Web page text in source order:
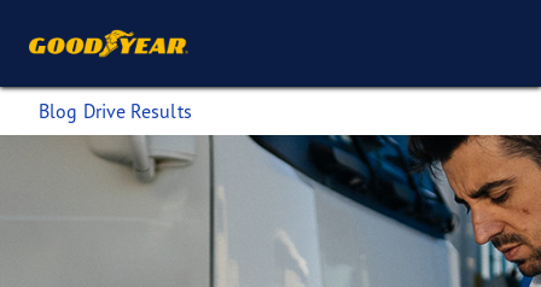
Blog Drive Results